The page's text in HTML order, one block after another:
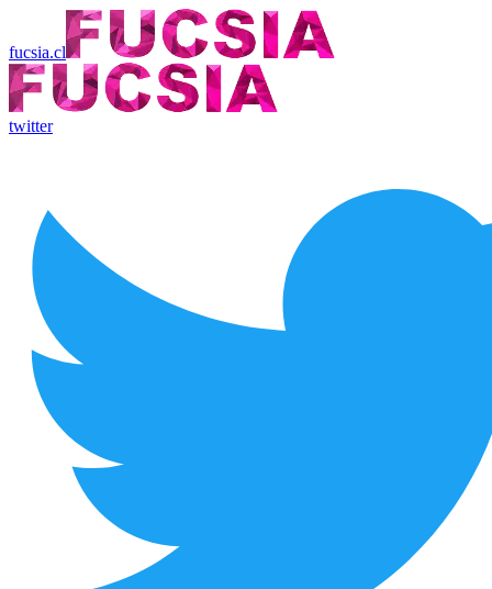
fucsia.cl
twitter